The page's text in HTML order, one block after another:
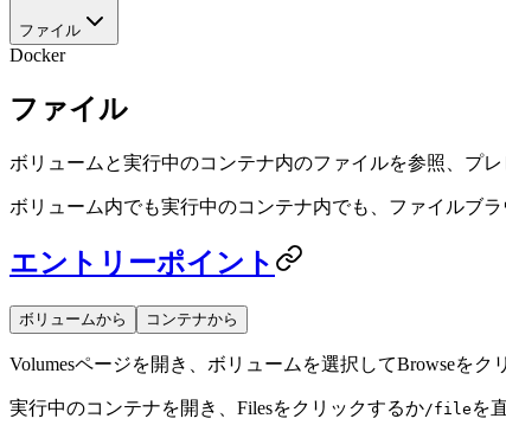
ファイル
Docker
ファイル
ボリュームと実行中のコンテナ内のファイルを参照、プ
ボリューム内でも実行中のコンテナ内でも、ファイルブ
エントリーポイント
ボリュームから コンテナから
Volumesページを開き、ボリュームを選択してBrowseをク
実行中のコンテナを開き、Filesをクリックするか/file を